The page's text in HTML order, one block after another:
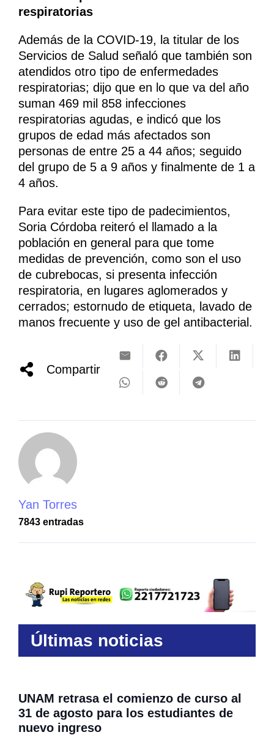
respiratorias
Además de la COVID-19, la titular de los
Servicios de Salud señaló que también son
atendidos otro tipo de enfermedades
respiratorias; dijo que en lo que va del año
suman 469 mil 858 infecciones
respiratorias agudas, e indicó que los
grupos de edad más afectados son
personas de entre 25 a 44 años; seguido
del grupo de 5 a 9 años y finalmente de 1 a
4 años.
Para evitar este tipo de padecimientos,
Soria Córdoba reiteró el llamado a la
población en general para que tome
medidas de prevención, como son el uso
de cubrebocas, si presenta infección
respiratoria, en lugares aglomerados y
cerrados; estornudo de etiqueta, lavado de
manos frecuente y uso de gel antibacterial.
Compartir
Yan Torres
7843 entradas
Últimas noticias
UNAM retrasa el comienzo de curso al
31 de agosto para los estudiantes de
nuevo ingreso